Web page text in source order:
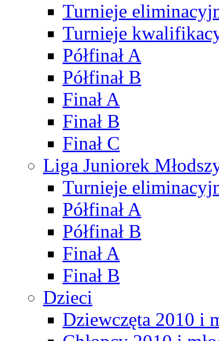
Turnieje
Turnieje
Półfinał A
Półfinał B
Finał A
Finał B
Finał C
Liga Juniorek
Turnieje
Półfinał A
Półfinał B
Finał A
Finał B
Dzieci
Dziewczęta 2010 i